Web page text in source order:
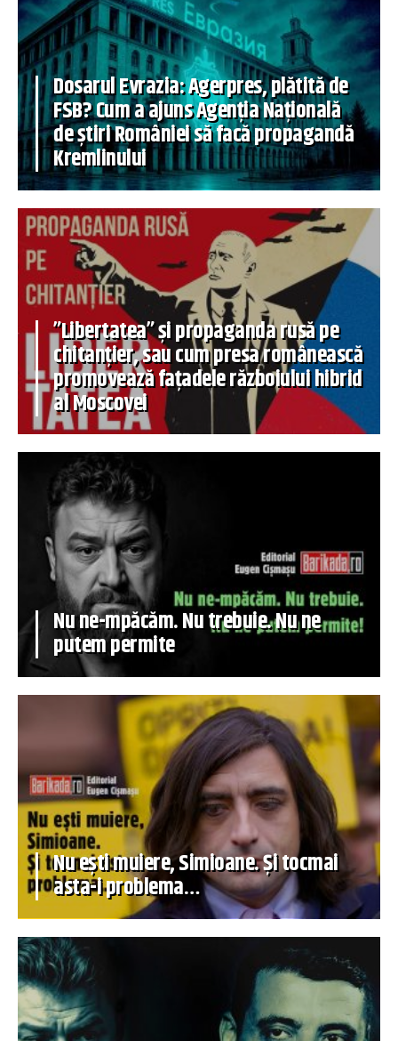
Dosarul Evrazia: Agerpres, plătită de
FSB? Cum a ajuns Agenția Națională
de știri României să facă propagandă
Kremlinului
”Libertatea” și propaganda rusă pe
chitanțier, sau cum presa românească
promovează fațadele războiului hibrid
al Moscovei
Nu ne-mpăcăm. Nu trebuie. Nu ne
putem permite
Nu ești muiere, Simioane. Și tocmai
asta-i problema…